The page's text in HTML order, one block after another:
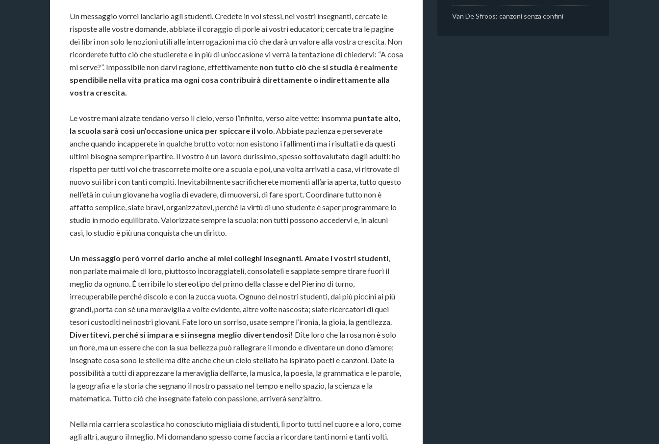
Un messaggio vorrei lanciarlo agli studenti. Credete in voi stessi, nei vostri insegnanti, cercate le
risposte alle vostre domande, abbiate il coraggio di porle ai vostri educatori; cercate tra le pagine
dei libri non solo le nozioni utili alle interrogazioni ma ciò che darà un valore alla vostra crescita. Non
ricorderete tutto ciò che studierete e in più di un’occasione vi verrà la tentazione di chiedervi: “A cosa
mi serve?”. Impossibile non darvi ragione, effettivamente non tutto ciò che si studia è realmente
spendibile nella vita pratica ma ogni cosa contribuirà direttamente o indirettamente alla
vostra crescita.
Le vostre mani alzate tendano verso il cielo, verso l’infinito, verso alte vette: insomma puntate alto,
la scuola sarà così un’occasione unica per spiccare il volo. Abbiate pazienza e perseverate
anche quando incapperete in qualche brutto voto: non esistono i fallimenti ma i risultati e da questi
ultimi bisogna sempre ripartire. Il vostro è un lavoro durissimo, spesso sottovalutato dagli adulti: ho
rispetto per tutti voi che trascorrete molte ore a scuola e poi, una volta arrivati a casa, vi ritrovate di
nuovo sui libri con tanti compiti. Inevitabilmente sacrificherete momenti all’aria aperta, tutto questo
nell’età in cui un giovane ha voglia di evadere, di muoversi, di fare sport. Coordinare tutto non è
affatto semplice, siate bravi, organizzatevi, perché la virtù di uno studente è saper programmare lo
studio in modo equilibrato. Valorizzate sempre la scuola: non tutti possono accedervi e, in alcuni
casi, lo studio è più una conquista che un diritto.
Un messaggio però vorrei darlo anche ai miei colleghi insegnanti. Amate i vostri studenti,
non parlate mai male di loro, piuttosto incoraggiateli, consolateli e sappiate sempre tirare fuori il
meglio da ognuno. È terribile lo stereotipo del primo della classe e del Pierino di turno,
irrecuperabile perché discolo e con la zucca vuota. Ognuno dei nostri studenti, dai più piccini ai più
grandi, porta con sé una meraviglia a volte evidente, altre volte nascosta; siate ricercatori di quei
tesori custoditi nei nostri giovani. Fate loro un sorriso, usate sempre l’ironia, la gioia, la gentilezza.
Divertitevi, perché si impara e si insegna meglio divertendosi! Dite loro che la rosa non è solo
un fiore, ma un essere che con la sua bellezza può rallegrare il mondo e diventare un dono d’amore;
insegnate cosa sono le stelle ma dite anche che un cielo stellato ha ispirato poeti e canzoni. Date la
possibilità a tutti di apprezzare la meraviglia dell’arte, la musica, la poesia, la grammatica e le parole,
la geografia e la storia che segnano il nostro passato nel tempo e nello spazio, la scienza e la
matematica. Tutto ciò che insegnate fatelo con passione, arriverà senz’altro.
Nella mia carriera scolastica ho conosciuto migliaia di studenti, li porto tutti nel cuore e a loro, come
agli altri, auguro il meglio. Mi domandano spesso come faccia a ricordare tanti nomi e tanti volti.
Van De Sfroos: canzoni senza confini